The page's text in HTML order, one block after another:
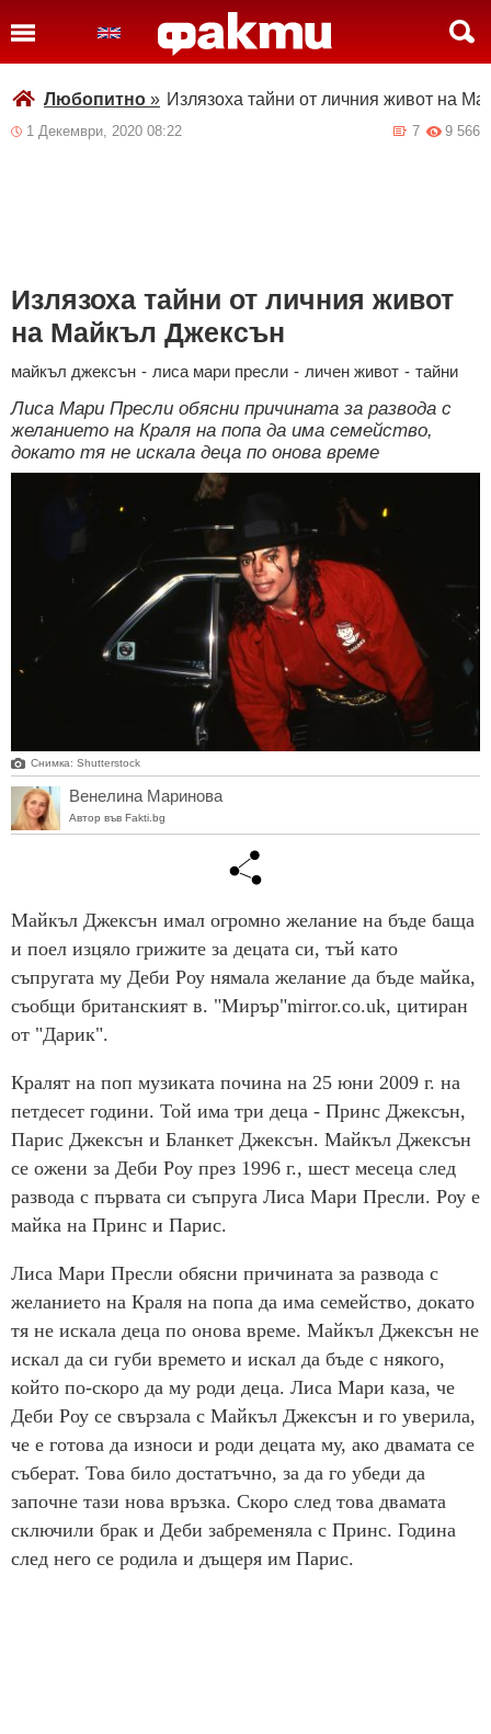
Любопитно » Излязоха тайни от личния живот на
1 Декември, 2020 08:22 9 566
7
Излязоха тайни от личния живот
на Майкъл Джексън
майкъл джексън - лиса мари пресли - личен живот - тайни
Лиса Мари Пресли обясни причината за развода с
желанието на Краля на попа да има семейство,
докато тя не искала деца по онова време
Снимкa: Shutterstock
Венелина Маринова
Автор във Fakti.bg
Майкъл Джексън имал огромно желание на бъде баща
и поел изцяло грижите за децата си, тъй като
съпругата му Деби Роу нямала желание да бъде майка,
съобщи британският в. "Мирър"mirror.co.uk, цитиран
от "Дарик".
Кралят на поп музиката почина на 25 юни 2009 г. на
петдесет години. Той има три деца - Принс Джексън,
Парис Джексън и Бланкет Джексън. Майкъл Джексън
се ожени за Деби Роу през 1996 г., шест месеца след
развода с първата си съпруга Лиса Мари Пресли. Роу е
майка на Принс и Парис.
Лиса Мари Пресли обясни причината за развода с
желанието на Краля на попа да има семейство, докато
тя не искала деца по онова време. Майкъл Джексън не
искал да си губи времето и искал да бъде с някого,
който по-скоро да му роди деца. Лиса Мари каза, че
Деби Роу се свързала с Майкъл Джексън и го уверила,
че е готова да износи и роди децата му, ако двамата се
съберат. Това било достатъчно, за да го убеди да
започне тази нова връзка. Скоро след това двамата
сключили брак и Деби забременяла с Принс. Година
след него се родила и дъщеря им Парис.